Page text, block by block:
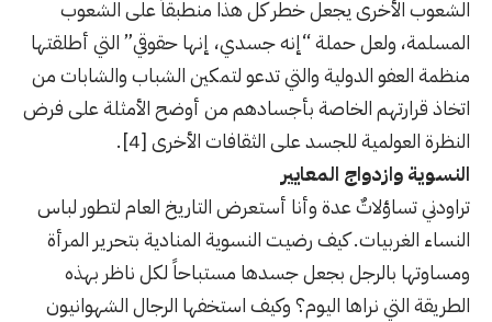
الشعوب الأخرى يجعل خطر كل هذا منطبقاً على الشعوب
المسلمة، ولعل حملة “إنه جسدي، إنها حقوقي” التي أطلقتها
منظمة العفو الدولية والتي تدعو لتمكين الشباب والشابات من
اتخاذ قرارتهم الخاصة بأجسادهم من أوضح الأمثلة على فرض
النظرة العولمية للجسد على الثقافات الأخرى [4].
النسوية وازدواج المعايير
تراودني تساؤلاتٌ عدة وأنا أستعرض التاريخ العام لتطور لباس
النساء الغربيات. كيف رضيت النسوية المنادية بتحرير المرأة
ومساوتها بالرجل بجعل جسدها مستباحاً لكل ناظر بهذه
الطريقة التي نراها اليوم؟ وكيف استخفها الرجال الشهوانيون